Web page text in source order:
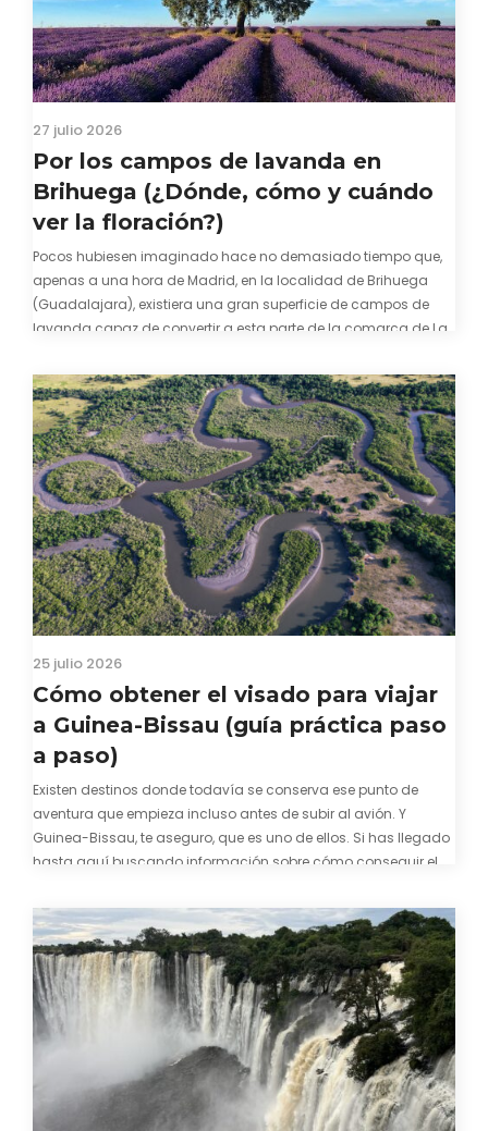
27 julio 2026
Por los campos de lavanda en
Brihuega (¿Dónde, cómo y cuándo
ver la floración?)
Pocos hubiesen imaginado hace no demasiado tiempo que,
apenas a una hora de Madrid, en la localidad de Brihuega
(Guadalajara), existiera una gran superficie de campos de
lavanda capaz de convertir a esta parte de la comarca de La
25 julio 2026
Cómo obtener el visado para viajar
a Guinea-Bissau (guía práctica paso
a paso)
Existen destinos donde todavía se conserva ese punto de
aventura que empieza incluso antes de subir al avión. Y
Guinea-Bissau, te aseguro, que es uno de ellos. Si has llegado
hasta aquí buscando información sobre cómo conseguir el
hayas encontrado con que…